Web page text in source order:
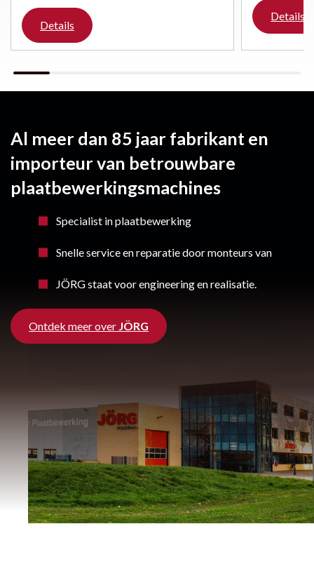
Details
Details
Al meer dan 85 jaar fabrikant en
importeur van betrouwbare
plaatbewerkingsmachines
Specialist in plaatbewerking
Snelle service en reparatie door monteurs van
JÖRG staat voor engineering en realisatie.
Ontdek meer over JÖRG